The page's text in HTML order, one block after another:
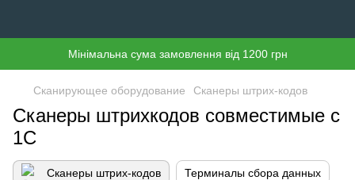
Мінімальна сума замовлення від 1200 грн
Сканирующее оборудование Сканеры штрих-кодов
Сканеры штрихкодов совместимые с
1С
Сканеры штрих-кодов Терминалы сбора данных